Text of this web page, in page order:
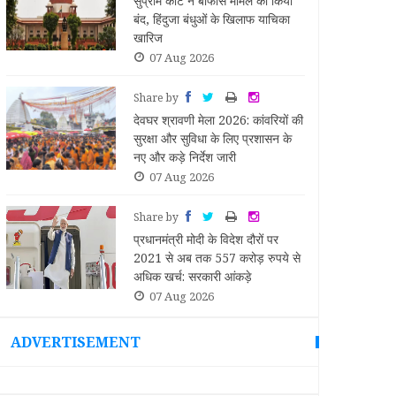
बंद, हिंदुजा बंधुओं के खिलाफ याचिका
खारिज
07 Aug 2026
Share by
देवघर श्रावणी मेला 2026: कांवरियों की
सुरक्षा और सुविधा के लिए प्रशासन के
नए और कड़े निर्देश जारी
07 Aug 2026
Share by
प्रधानमंत्री मोदी के विदेश दौरों पर
2021 से अब तक 557 करोड़ रुपये से
अधिक खर्च: सरकारी आंकड़े
07 Aug 2026
ADVERTISEMENT